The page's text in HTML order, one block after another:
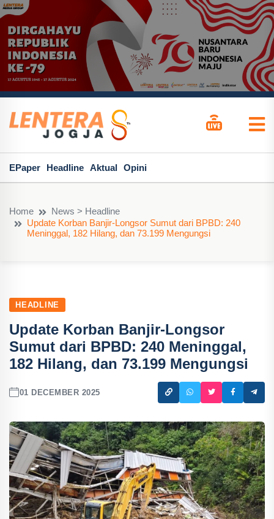
EPaper Headline Aktual Opini
Home
News > Headline
Update Korban Banjir-Longsor Sumut dari BPBD: 240
Meninggal, 182 Hilang, dan 73.199 Mengungsi
HEADLINE
Update Korban Banjir-Longsor
Sumut dari BPBD: 240 Meninggal,
182 Hilang, dan 73.199 Mengungsi
01 DECEMBER 2025